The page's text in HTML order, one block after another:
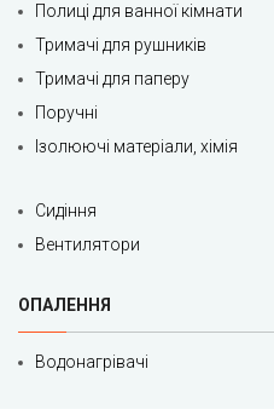
Полиці для ванної кімнати
Тримачі для рушників
Тримачі для паперу
Поручні
Ізолюючі матеріали, хімія
Сидіння
Вентилятори
ОПАЛЕННЯ
Водонагрівачі